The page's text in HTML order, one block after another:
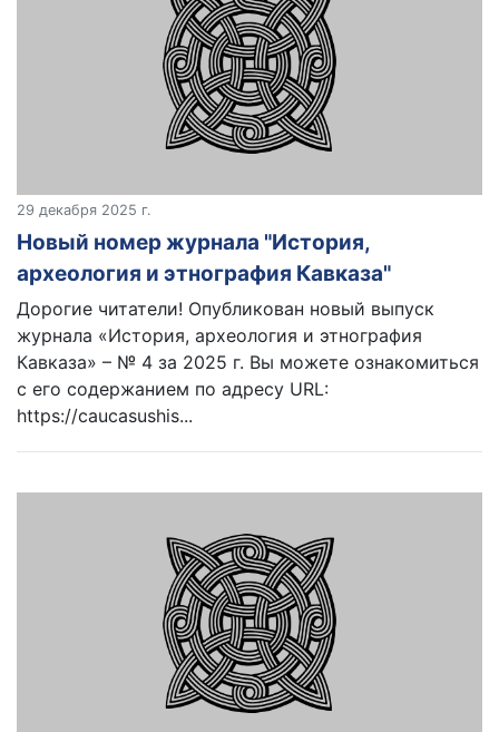
29 декабря 2025 г.
Новый номер журнала "История,
археология и этнография Кавказа"
Дорогие читатели! Опубликован новый выпуск
журнала «История, археология и этнография
Кавказа» – № 4 за 2025 г. Вы можете ознакомиться
с его содержанием по адресу URL:
https://caucasushis...